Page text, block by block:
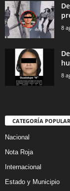
8
8
CATEGORÍA POPULAR
Nacional
Nota Roja
Internacional
Estado y Municipio